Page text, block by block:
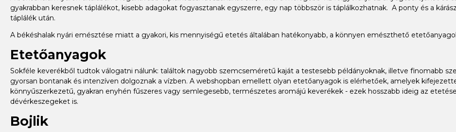
gyakrabban keresnek táplálékot, kisebb adagokat fogyasztanak egyszerre, egy nap többször is táplálkozhatnak. A ponty és a
táplálék után.
A békéshalak nyári emésztése miatt a gyakori, kis mennyiségű etetés általában hatékonyabb, a könnyen emészthető
Etetőanyagok
Sokféle keverékből tudtok válogatni nálunk: találtok nagyobb szemcseméretű kaját a testesebb példányoknak, illetve finomabb
gyorsan bontanak és intenzíven dolgoznak a vízben. A webshopban emellett olyan etetőanyagok is elérhetőek, amelyek
könnyűszerkezetű, gyakran enyhén fűszeres vagy semlegesebb, természetes aromájú keverékek - ezek hosszabb ideig az
dévérkeszegeket is.
Bojlik